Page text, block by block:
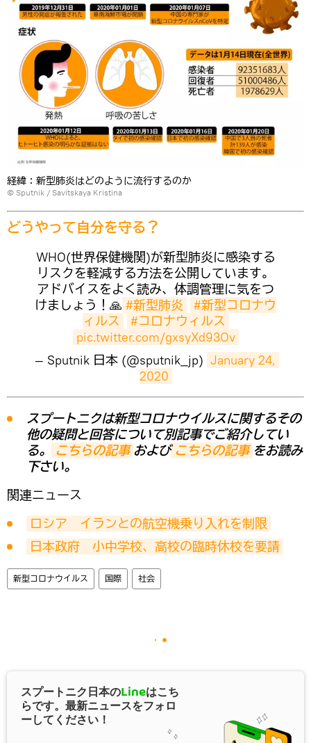
経緯：新型肺炎はどのように流行するのか
© Sputnik / Savitskaya Kristina
どうやって自分を守る？
WHO(世界保健機関)が新型肺炎に感染する
リスクを軽減する方法を公開しています。
アドバイスをよく読み、体調管理に気をつ
けましょう！🙏 #新型肺炎
#新型コロナウ
ィルス
#コロナウィルス
pic.twitter.com/gxsyXd93Ov
— Sputnik 日本 (@sputnik_jp) January 24,
2020
スプートニクは新型コロナウイルスに関するその
他の疑問と回答について別記事でご紹介してい
る。
こちらの記事 および こちらの記事 をお読み
下さい。
関連ニュース
ロシア　イランとの航空機乗り入れを制限
日本政府　小中学校、高校の臨時休校を要請
新型コロナウイルス 国際 社会
スプートニク日本のLineはこち
らです。最新ニュースをフォロ
ーしてください！